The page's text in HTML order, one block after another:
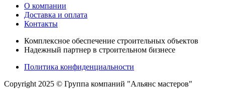
О компании
Доставка и оплата
Контакты
Комплексное обеспечение строительных объектов
Надежный партнер в строительном бизнесе
Политика конфиденциальности
Copyright 2025 © Группа компаний "Альянс мастеров"